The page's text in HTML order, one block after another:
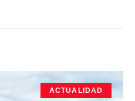
ACTUALIDAD